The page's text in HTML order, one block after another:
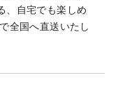
、自宅でも楽しめ
全国へ直送いたし